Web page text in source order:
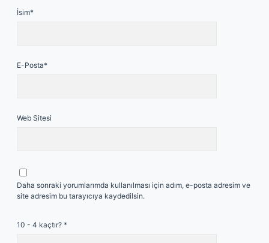
İsim*
E-Posta*
Web Sitesi
Daha sonraki yorumlarımda kullanılması için adım, e-posta adresim ve
site adresim bu tarayıcıya kaydedilsin.
10 - 4 kaçtır? *